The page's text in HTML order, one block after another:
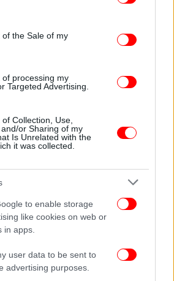
to Google and its third-party tags to
specified purposes in below Google
the Sale of my
processing my
Targeted Advertising.
Collection, Use,
or Sharing of my
Is Unrelated with the
it was collected.
to enable storage
like cookies on web or
in apps.
user data to be sent to
advertising purposes.
πέντε χωριά στη Συρία έχουν
σύμφωνα με τη UNICEF.
στο Google Newsκαι μάθετε